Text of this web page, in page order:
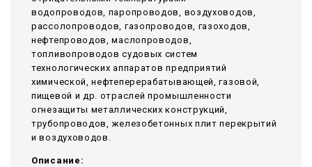
водопроводов, паропроводов, воздуховодов,
рассолопроводов, газопроводов, газоходов,
нефтепроводов, маслопроводов,
топливопроводов судовых систем
технологических аппаратов предприятий
химической, нефтеперерабатывающей, газовой,
пищевой и др. отраслей промышленности
огнезащиты металлических конструкций,
трубопроводов, железобетонных плит перекрытий
и воздуховодов.
Описание: